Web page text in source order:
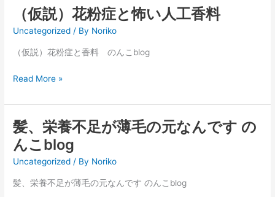
な
で！
（仮説）花粉症と怖い人工香料
Uncategorized / By Noriko
（仮説）花粉症と香料 のんこblog
（仮
説）
粉
と
い
人
工
香
料
Read More »
髪、栄養不足が薄毛の元なんです の
んこblog
Uncategorized / By Noriko
髪、栄養不足が薄毛の元なんです のんこblog
髪、
栄
養
不
足